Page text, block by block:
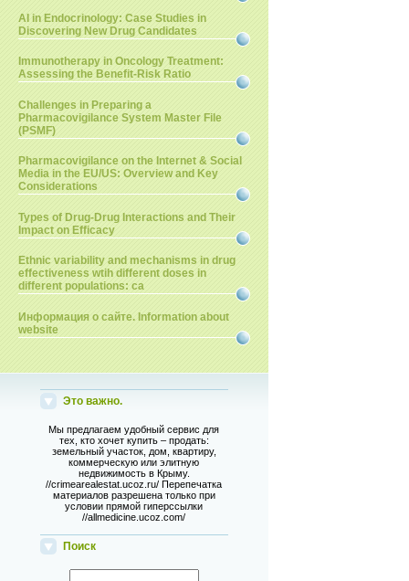
AI in Endocrinology: Case Studies in
Discovering New Drug Candidates
Immunotherapy in Oncology Treatment:
Assessing the Benefit-Risk Ratio
Challenges in Preparing a
Pharmacovigilance System Master File
(PSMF)
Pharmacovigilance on the Internet & Social
Media in the EU/US: Overview and Key
Considerations
Types of Drug-Drug Interactions and Their
Impact on Efficacy
Ethnic variability and mechanisms in drug
effectiveness wtih different doses in
different populations: ca
Информация о сайте. Information about
website
Это важно.
Мы предлагаем удобный сервис для
тех, кто хочет купить – продать:
земельный участок, дом, квартиру,
коммерческую или элитную
недвижимость в Крыму.
//crimearealestat.ucoz.ru/ Перепечатка
материалов разрешена только при
условии прямой гиперссылки
//allmedicine.ucoz.com/
Поиск